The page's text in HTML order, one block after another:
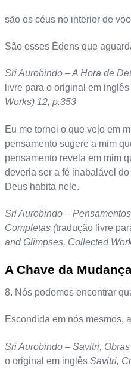
são os céus no interior de
São esses Édens que
Sri Aurobindo – A Hora de
livre para o original em inglês
Works) 12, p.353
Eu me tornei o que vejo em
pensamento sugere a mim
pensamento revela em mim
deveria ser a fé inabalável
Deus habita nele.
Sri Aurobindo –
Completas (tradução livre
and Glimpses, Collected
A Chave da
8. Nós podemos encontrar
Escondida em nós mesmos,
Sri Aurobindo – Savitri,
o original em inglês Savitri,